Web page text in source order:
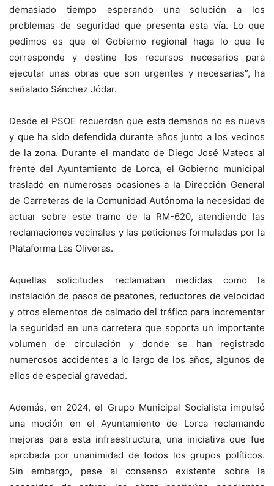
demasiado tiempo esperando una solución a los
problemas de seguridad que presenta esta vía. Lo que
pedimos es que el Gobierno regional haga lo que le
corresponde y destine los recursos necesarios para
ejecutar unas obras que son urgentes y necesarias”, ha
señalado Sánchez Jódar.
Desde el PSOE recuerdan que esta demanda no es nueva
y que ha sido defendida durante años junto a los vecinos
de la zona. Durante el mandato de Diego José Mateos al
frente del Ayuntamiento de Lorca, el Gobierno municipal
trasladó en numerosas ocasiones a la Dirección General
de Carreteras de la Comunidad Autónoma la necesidad de
actuar sobre este tramo de la RM-620, atendiendo las
reclamaciones vecinales y las peticiones formuladas por la
Plataforma Las Oliveras.
Aquellas solicitudes reclamaban medidas como la
instalación de pasos de peatones, reductores de velocidad
y otros elementos de calmado del tráfico para incrementar
la seguridad en una carretera que soporta un importante
volumen de circulación y donde se han registrado
numerosos accidentes a lo largo de los años, algunos de
ellos de especial gravedad.
Además, en 2024, el Grupo Municipal Socialista impulsó
una moción en el Ayuntamiento de Lorca reclamando
mejoras para esta infraestructura, una iniciativa que fue
aprobada por unanimidad de todos los grupos políticos.
Sin embargo, pese al consenso existente sobre la